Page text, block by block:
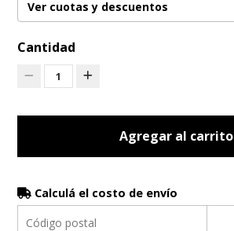
Ver cuotas y descuentos
Cantidad
1
Agregar al carrito
Calculá el costo de envío